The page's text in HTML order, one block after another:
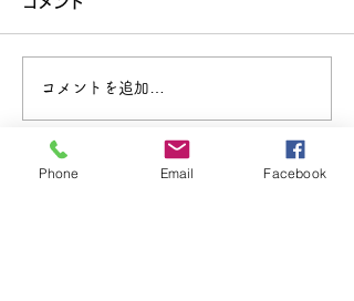
第25回キラキラっとアー
トコンクール作品募集
コメントを追加…
Phone Email Facebook